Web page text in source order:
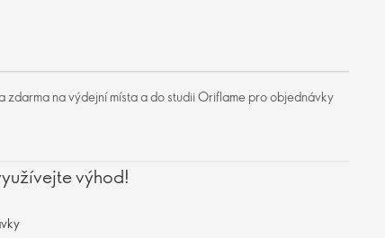
na výdejní místa a do studii Oriflame pro objednávky
výhod!